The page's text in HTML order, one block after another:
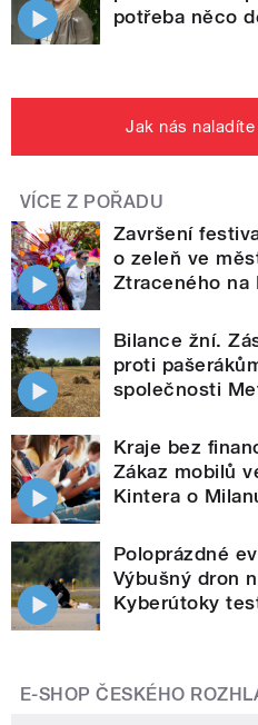
potřeba něco
Jak nás
VÍCE Z POŘADU
Završení
o zeleň ve
Ztraceného na
Bilance žní.
proti
společnosti
Kraje bez
Zákaz mobilů
Kintera o
Poloprázdné
Výbušný dron
Kyberútoky
E-SHOP ČESKÉHO